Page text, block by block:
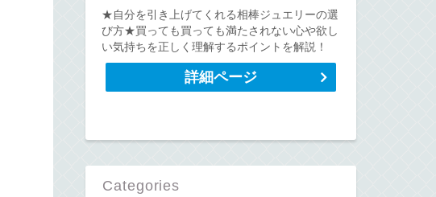
★自分を引き上げてくれる相棒ジュエリーの選
び方★買っても買っても満たされない心や欲し
い気持ちを正しく理解するポイントを解説！
詳細ページ
Categories